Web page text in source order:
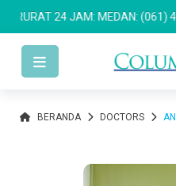
24 JAM: MEDAN: (061)
BERANDA DOCTORS